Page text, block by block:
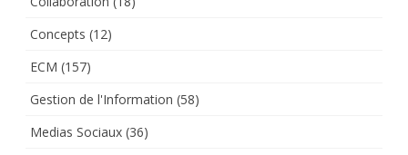
Concepts (12)
ECM (157)
Gestion de l'Information (58)
Medias Sociaux (36)